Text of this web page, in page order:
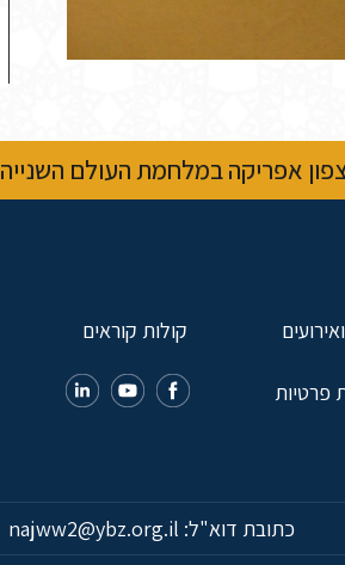
אפריקה במלחמת העולם השנייה
קולות קוראים
פרטיות
כתובת דוא"ל: najww2@ybz.org.il